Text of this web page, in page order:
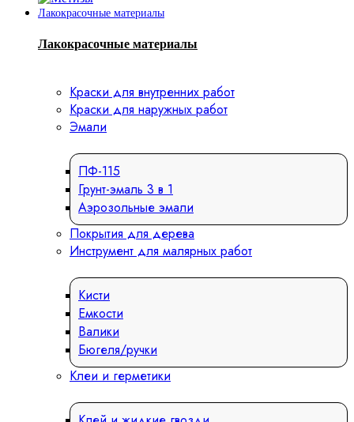
Лакокрасочные материалы
Лакокрасочные материалы
Краски для внутренних работ
Краски для наружных работ
Эмали
ПФ-115
Грунт-эмаль 3 в 1
Аэрозольные эмали
Покрытия для дерева
Инструмент для малярных работ
Кисти
Емкости
Валики
Бюгеля/ручки
Клеи и герметики